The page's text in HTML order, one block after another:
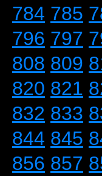
784 785
796 797
808 809
820 821
832 833
844 845
856 857